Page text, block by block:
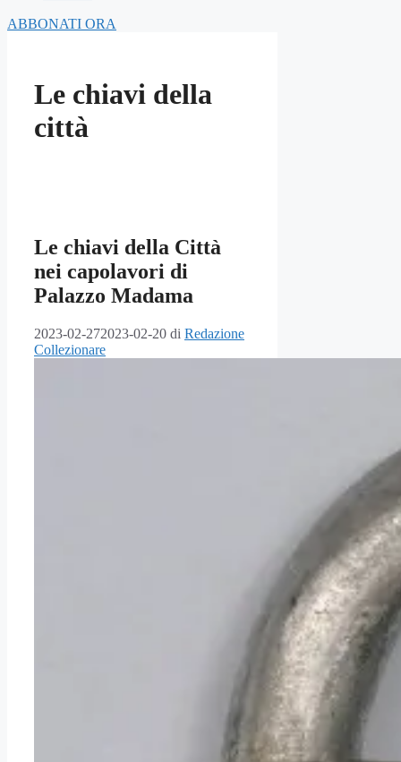
ABBONATI ORA
Le chiavi della
città
Le chiavi della Città
nei capolavori di
Palazzo Madama
2023-02-272023-02-20 di Redazione
Collezionare